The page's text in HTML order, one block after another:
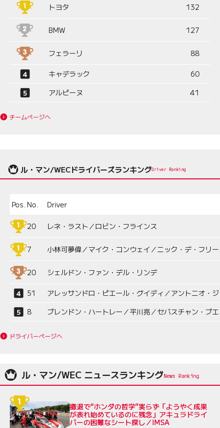
トヨタ 132
BMW 127
フェラーリ 88
キャデラック
60
アルピーヌ
41
チームページへ
ル・マン/WECドライバーズランキングDriver Ranking
Pos. No. Driver
20 レネ・ラスト／ロビン・フラインス
7 小林可夢偉／マイク・コンウェイ／ニック・デ・フリ
20 シェルドン・ファン・デル・リンデ
51
アレッサンドロ・ピエール・グイディ／アントニオ・
8
ブレンドン・ハートレー／平川亮／セバスチャン・ブ
ドライバーページへ
ル・マン/WEC ニュースランキング
撤退で“ホンダの哲学”実らず「ようやく成果
が表れ始めているのに残念」アキュラドライ
バーの困難なシート探し／IMSA